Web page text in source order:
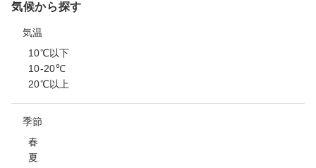
気候から探す
気温
10℃以下
10-20℃
20℃以上
季節
春
夏